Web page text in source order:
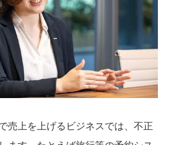
売上を上げるビジネスでは、不正